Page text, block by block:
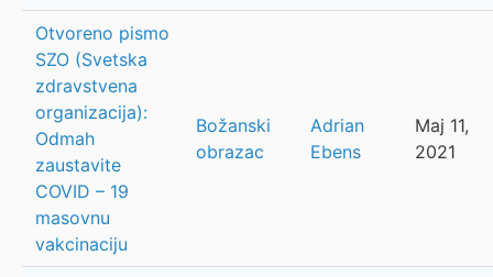
Otvoreno pismo
SZO (Svetska
zdravstvena
organizacija):
Odmah
zaustavite
COVID – 19
masovnu
vakcinaciju
Božanski
obrazac
Adrian
Ebens
Maj 11,
2021